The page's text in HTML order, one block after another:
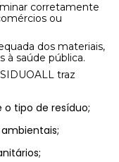
corretamente
ou
dos materiais,
à saúde pública.
traz
o tipo de resíduo;